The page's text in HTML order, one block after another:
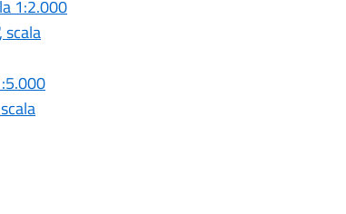
1:2.000
scala